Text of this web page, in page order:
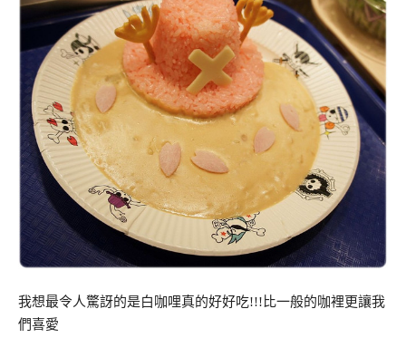
我想最令人驚訝的是白咖哩真的好好吃!!!比一般的咖裡更讓我
們喜愛